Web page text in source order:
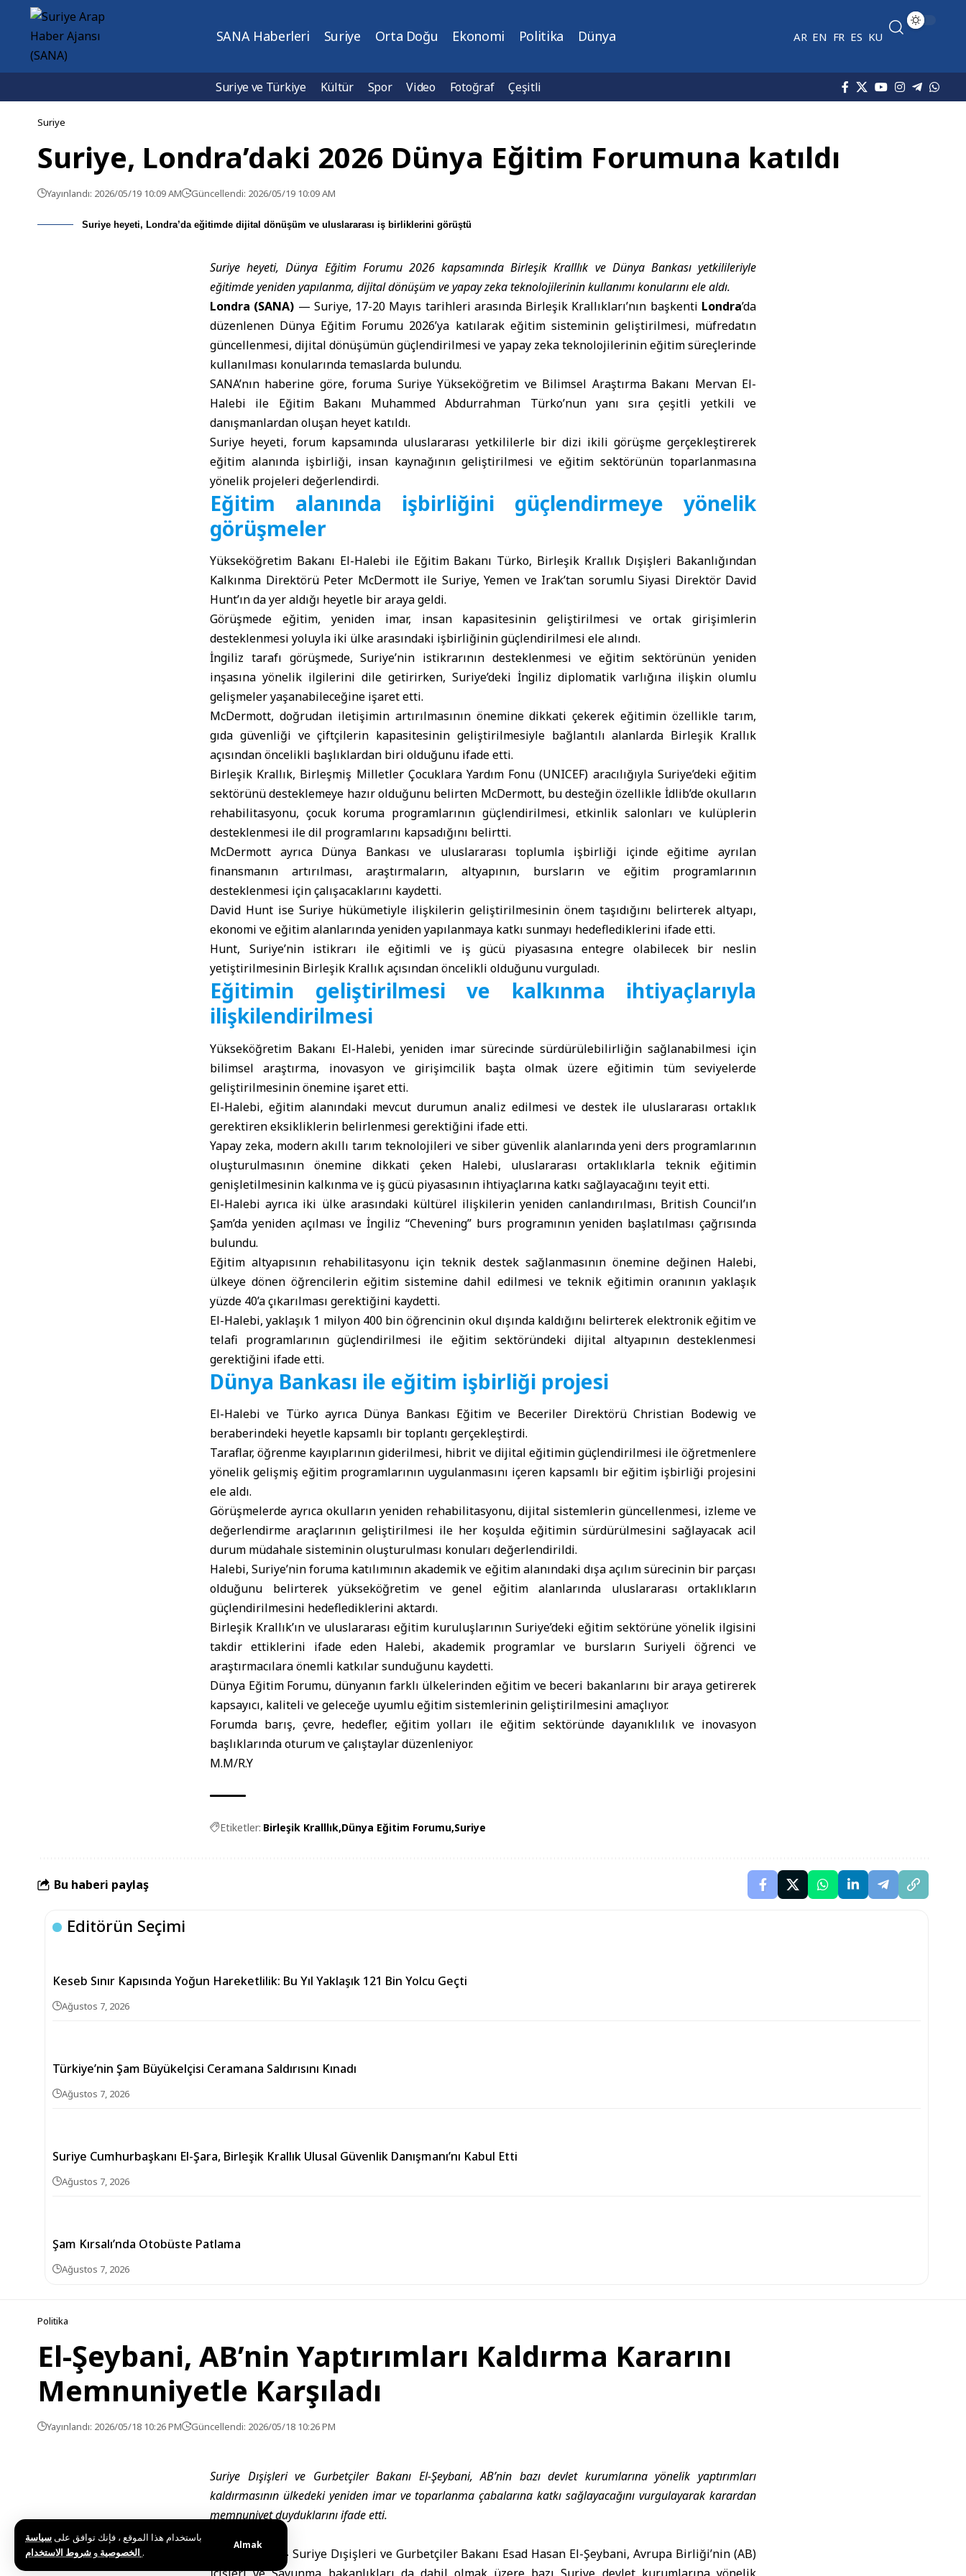
باستخدام هذا الموقع ، فإنك توافق علىسياسة
الخصوصية و .
Almak
SANA Haberleri Suriye Orta Doğu Ekonomi Politika Dünya AR EN FR ES KU
Suriye ve Türkiye Kültür Spor Video Fotoğraf Çeşitli
Suriye
Suriye, Londra’daki 2026 Dünya Eğitim Forumuna katıldı
Yayınlandı: 2026/05/19 10:09 AM Güncellendi: 2026/05/19 10:09 AM
Suriye heyeti, Londra’da eğitimde dijital dönüşüm ve uluslararası iş birliklerini görüştü
Suriye heyeti, Dünya Eğitim Forumu 2026 kapsamındaBirleşik Kralllık ve Dünya Bankası yetkilileriyle
eğitimde yeniden yapılanma, dijital dönüşüm ve yapay zeka teknolojilerinin kullanımı konularını ele aldı.
Londra (SANA) — Suriye, 17-20 Mayıs tarihleri arasında Birleşik Krallıkları’nın başkenti Londra’da
düzenlenen Dünya Eğitim Forumu 2026’ya katılarak eğitim sisteminin geliştirilmesi, müfredatın
güncellenmesi, dijital dönüşümün güçlendirilmesi ve yapay zeka teknolojilerinin eğitim süreçlerinde
kullanılması konularında temaslarda bulundu.
SANA’nın haberine göre, foruma Suriye Yükseköğretim ve Bilimsel Araştırma Bakanı Mervan El-
Halebi ile Eğitim Bakanı Muhammed Abdurrahman Türko’nun yanı sıra çeşitli yetkili ve
danışmanlardan oluşan heyet katıldı.
Suriye heyeti, forum kapsamında uluslararası yetkililerle bir dizi ikili görüşme gerçekleştirerek
eğitim alanında işbirliği, insan kaynağının geliştirilmesi ve eğitim sektörünün toparlanmasına
yönelik projeleri değerlendirdi.
Eğitim alanında işbirliğini güçlendirmeye yönelik
görüşmeler
Yükseköğretim Bakanı El-Halebi ile Eğitim Bakanı Türko, Birleşik Krallık Dışişleri Bakanlığından
Kalkınma Direktörü Peter McDermott ile Suriye, Yemen ve Irak’tan sorumlu Siyasi Direktör David
Hunt’ın da yer aldığı heyetle bir araya geldi.
Görüşmede eğitim, yeniden imar, insan kapasitesinin geliştirilmesi ve ortak girişimlerin
desteklenmesi yoluyla iki ülke arasındaki işbirliğinin güçlendirilmesi ele alındı.
İngiliz tarafı görüşmede, Suriye’nin istikrarının desteklenmesi ve eğitim sektörünün yeniden
inşasına yönelik ilgilerini dile getirirken, Suriye’deki İngiliz diplomatik varlığına ilişkin olumlu
gelişmeler yaşanabileceğine işaret etti.
McDermott, doğrudan iletişimin artırılmasının önemine dikkati çekerek eğitimin özellikle tarım,
gıda güvenliği ve çiftçilerin kapasitesinin geliştirilmesiyle bağlantılı alanlarda Birleşik Krallık
açısından öncelikli başlıklardan biri olduğunu ifade etti.
Birleşik Krallık, Birleşmiş Milletler Çocuklara Yardım Fonu (UNICEF) aracılığıyla Suriye’deki eğitim
sektörünü desteklemeye hazır olduğunu belirten McDermott, bu desteğin özellikle İdlib’de okulların
rehabilitasyonu, çocuk koruma programlarının güçlendirilmesi, etkinlik salonları ve kulüplerin
desteklenmesi ile dil programlarını kapsadığını belirtti.
McDermott ayrıca Dünya Bankası ve uluslararası toplumla işbirliği içinde eğitime ayrılan
finansmanın artırılması, araştırmaların, altyapının, bursların ve eğitim programlarının
desteklenmesi için çalışacaklarını kaydetti.
David Hunt ise Suriye hükümetiyle ilişkilerin geliştirilmesinin önem taşıdığını belirterek altyapı,
ekonomi ve eğitim alanlarında yeniden yapılanmaya katkı sunmayı hedeflediklerini ifade etti.
Hunt, Suriye’nin istikrarı ile eğitimli ve iş gücü piyasasına entegre olabilecek bir neslin
yetiştirilmesinin Birleşik Krallık açısından öncelikli olduğunu vurguladı.
Eğitimin geliştirilmesi ve kalkınma ihtiyaçlarıyla
ilişkilendirilmesi
Yükseköğretim Bakanı El-Halebi, yeniden imar sürecinde sürdürülebilirliğin sağlanabilmesi için
bilimsel araştırma, inovasyon ve girişimcilik başta olmak üzere eğitimin tüm seviyelerde
geliştirilmesinin önemine işaret etti.
El-Halebi, eğitim alanındaki mevcut durumun analiz edilmesi ve destek ile uluslararası ortaklık
gerektiren eksikliklerin belirlenmesi gerektiğini ifade etti.
Yapay zeka, modern akıllı tarım teknolojileri ve siber güvenlik alanlarında yeni ders programlarının
oluşturulmasının önemine dikkati çeken Halebi, uluslararası ortaklıklarla teknik eğitimin
genişletilmesinin kalkınma ve iş gücü piyasasının ihtiyaçlarına katkı sağlayacağını teyit etti.
El-Halebi ayrıca iki ülke arasındaki kültürel ilişkilerin yeniden canlandırılması, British Council’ın
Şam’da yeniden açılması ve İngiliz “Chevening” burs programının yeniden başlatılması çağrısında
bulundu.
Eğitim altyapısının rehabilitasyonu için teknik destek sağlanmasının önemine değinen Halebi,
ülkeye dönen öğrencilerin eğitim sistemine dahil edilmesi ve teknik eğitimin oranının yaklaşık
yüzde 40’a çıkarılması gerektiğini kaydetti.
El-Halebi, yaklaşık 1 milyon 400 bin öğrencinin okul dışında kaldığını belirterek elektronik eğitim ve
telafi programlarının güçlendirilmesi ile eğitim sektöründeki dijital altyapının desteklenmesi
gerektiğini ifade etti.
Dünya Bankası ile eğitim işbirliği projesi
El-Halebi ve Türko ayrıca Dünya Bankası Eğitim ve Beceriler Direktörü Christian Bodewig ve
beraberindeki heyetle kapsamlı bir toplantı gerçekleştirdi.
Taraflar, öğrenme kayıplarının giderilmesi, hibrit ve dijital eğitimin güçlendirilmesi ile öğretmenlere
yönelik gelişmiş eğitim programlarının uygulanmasını içeren kapsamlı bir eğitim işbirliği projesini
ele aldı.
Görüşmelerde ayrıca okulların yeniden rehabilitasyonu, dijital sistemlerin güncellenmesi, izleme ve
değerlendirme araçlarının geliştirilmesi ile her koşulda eğitimin sürdürülmesini sağlayacak acil
durum müdahale sisteminin oluşturulması konuları değerlendirildi.
Halebi, Suriye’nin foruma katılımının akademik ve eğitim alanındaki dışa açılım sürecinin bir parçası
olduğunu belirterek yükseköğretim ve genel eğitim alanlarında uluslararası ortaklıkların
güçlendirilmesini hedeflediklerini aktardı.
Birleşik Krallık’ın ve uluslararası eğitim kuruluşlarının Suriye’deki eğitim sektörüne yönelik ilgisini
takdir ettiklerini ifade eden Halebi, akademik programlar ve bursların Suriyeli öğrenci ve
araştırmacılara önemli katkılar sunduğunu kaydetti.
Dünya Eğitim Forumu, dünyanın farklı ülkelerinden eğitim ve beceri bakanlarını bir araya getirerek
kapsayıcı, kaliteli ve geleceğe uyumlu eğitim sistemlerinin geliştirilmesini amaçlıyor.
Forumda barış, çevre, hedefler, eğitim yolları ile eğitim sektöründe dayanıklılık ve inovasyon
başlıklarında oturum ve çalıştaylar düzenleniyor.
M.M/R.Y
Etiketler: Birleşik Kralllık Dünya Eğitim Forumu Suriye
Bu haberi paylaş
Editörün Seçimi
Keseb Sınır Kapısında Yoğun Hareketlilik: Bu Yıl Yaklaşık 121 Bin Yolcu Geçti
Ağustos 7, 2026
Türkiye’nin Şam Büyükelçisi Ceramana Saldırısını Kınadı
Ağustos 7, 2026
Suriye Cumhurbaşkanı El-Şara, Birleşik Krallık Ulusal Güvenlik Danışmanı’nı Kabul Etti
Ağustos 7, 2026
Şam Kırsalı’nda Otobüste Patlama
Ağustos 7, 2026
Politika
El-Şeybani, AB’nin Yaptırımları Kaldırma Kararını
Memnuniyetle Karşıladı
Yayınlandı: 2026/05/18 10:26 PM Güncellendi: 2026/05/18 10:26 PM
Suriye Dışişleri ve Gurbetçiler Bakanı El-Şeybani, AB’nin bazı devlet kurumlarına yönelik yaptırımları
kaldırmasının ülkedeki yeniden imar ve toparlanma çabalarına katkı sağlayacağını vurgulayarak karardan
memnuniyet duyduklarını ifade etti.
Şam (SANA) – Suriye Dışişleri ve Gurbetçiler Bakanı Esad Hasan El-Şeybani, Avrupa Birliği’nin (AB)